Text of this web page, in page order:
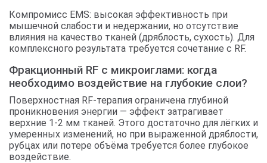
Компромисс EMS: высокая эффективность при
мышечной слабости и недержании, но отсутствие
влияния на качество тканей (дряблость, сухость). Для
комплексного результата требуется сочетание с RF.
Фракционный RF с микроиглами: когда
необходимо воздействие на глубокие слои?
Поверхностная RF-терапия ограничена глубиной
проникновения энергии — эффект затрагивает
верхние 1-2 мм тканей. Этого достаточно для лёгких и
умеренных изменений, но при выраженной дряблости,
рубцах или потере объёма требуется более глубокое
воздействие.